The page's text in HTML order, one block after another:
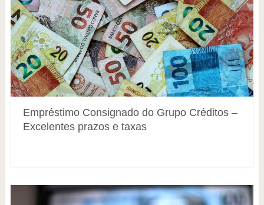
Empréstimo Consignado do Grupo Créditos –
Excelentes prazos e taxas